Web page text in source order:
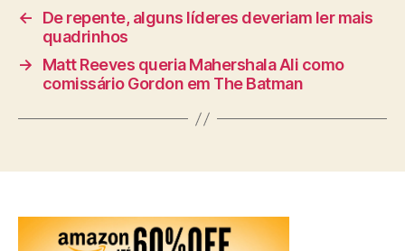
←
De repente, alguns líderes deveriam ler mais
quadrinhos
→
Matt Reeves queria Mahershala Ali como
comissário Gordon em The Batman